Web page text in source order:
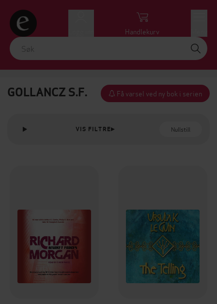
Handlekurv
GOLLANCZ S.F. Få varsel ved ny bok i serien
VIS FILTRE Nullstill